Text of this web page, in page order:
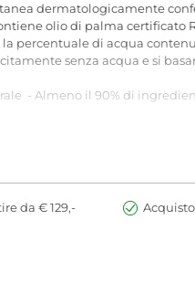
dermatologicamente
olio di palma certificato
percentuale di acqua
senza acqua e si
- Almeno il 90% di
sulla pelle. Per una
da € 129,-